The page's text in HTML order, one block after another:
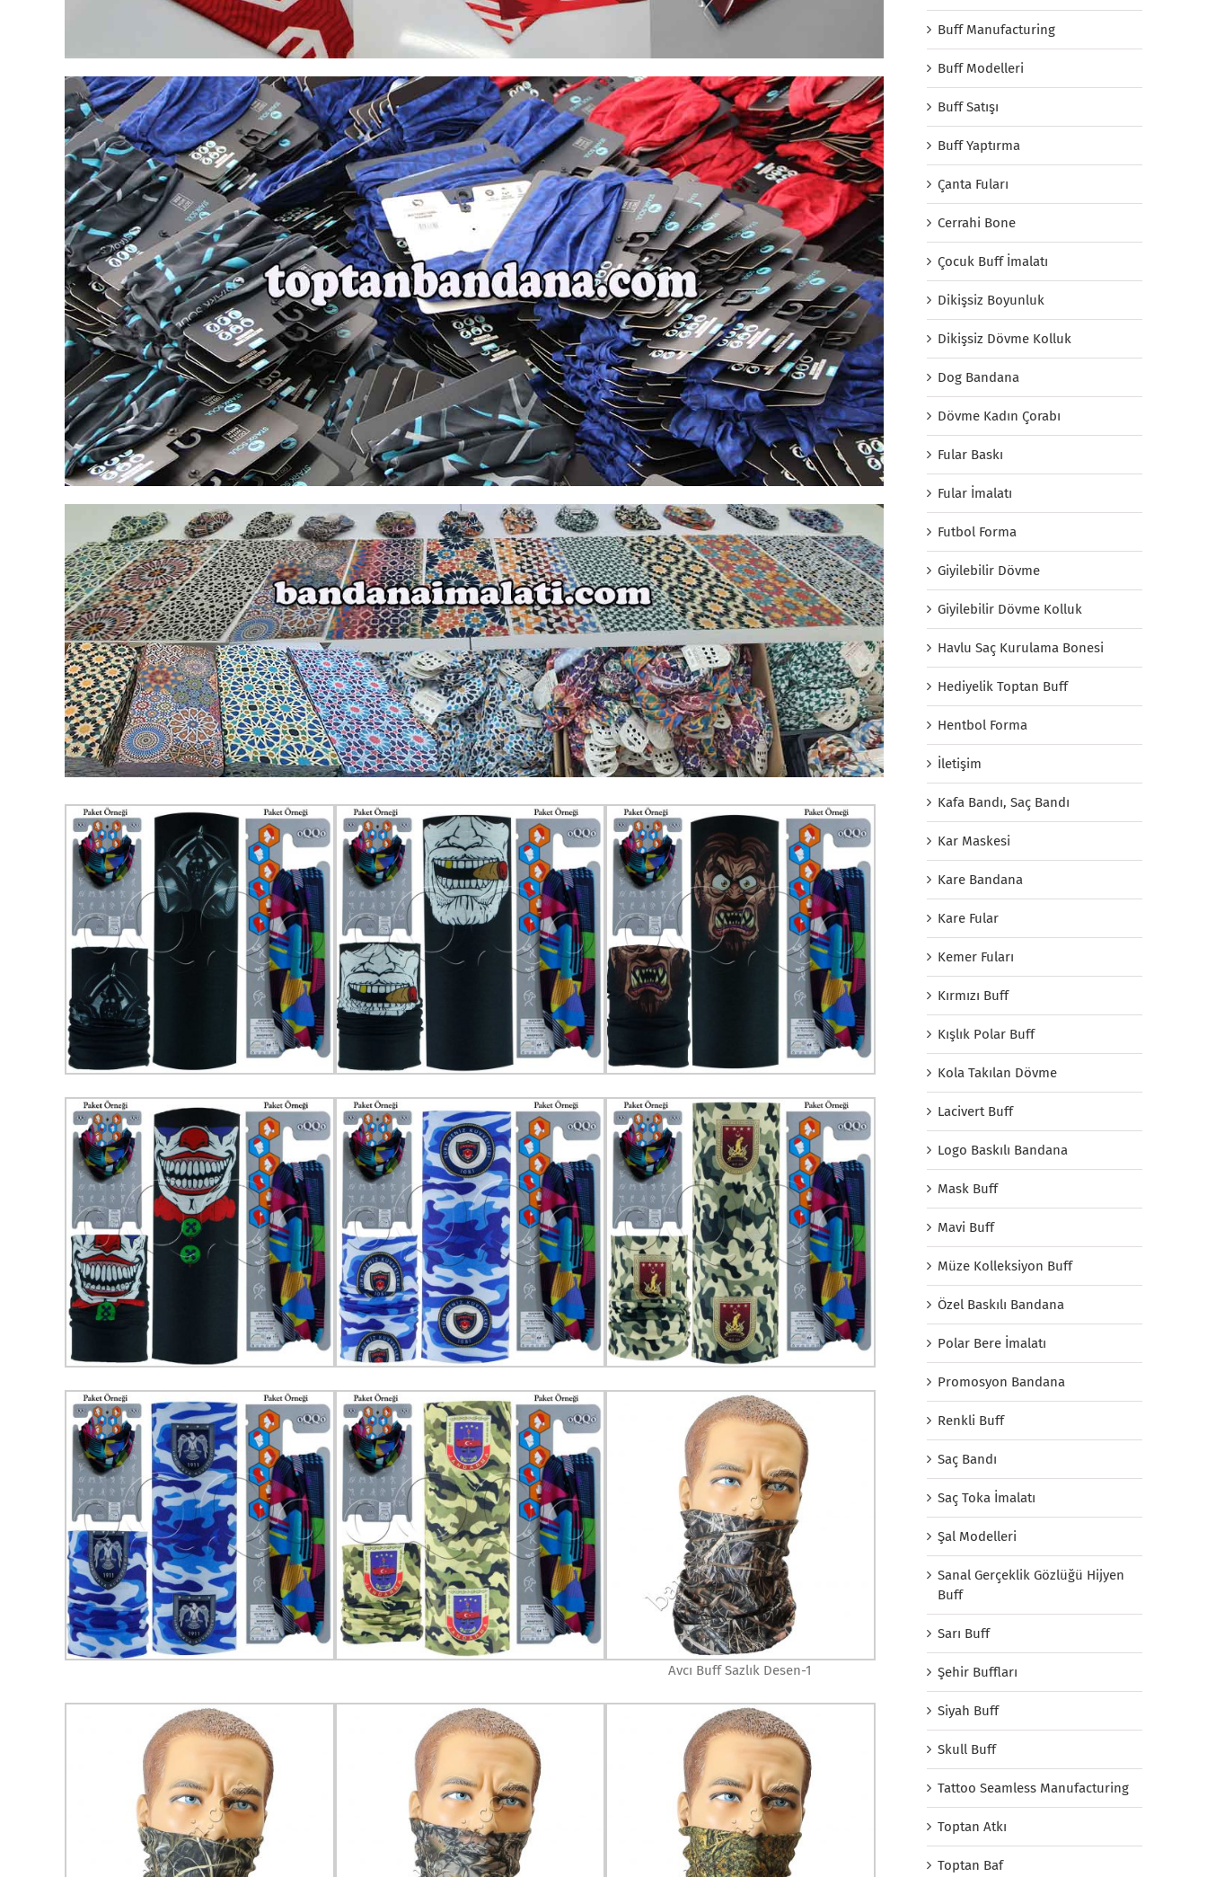
Avcı Buff Sazlık Desen-1
Buff Manufacturing
Buff Modelleri
Buff Satışı
Buff Yaptırma
Çanta Fuları
Cerrahi Bone
Çocuk Buff İmalatı
Dikişsiz Boyunluk
Dikişsiz Dövme Kolluk
Dog Bandana
Dövme Kadın Çorabı
Fular Baskı
Fular İmalatı
Futbol Forma
Giyilebilir Dövme
Giyilebilir Dövme Kolluk
Havlu Saç Kurulama Bonesi
Hediyelik Toptan Buff
Hentbol Forma
İletişim
Kafa Bandı, Saç Bandı
Kar Maskesi
Kare Bandana
Kare Fular
Kemer Fuları
Kırmızı Buff
Kışlık Polar Buff
Kola Takılan Dövme
Lacivert Buff
Logo Baskılı Bandana
Mask Buff
Mavi Buff
Müze Kolleksiyon Buff
Özel Baskılı Bandana
Polar Bere İmalatı
Promosyon Bandana
Renkli Buff
Saç Bandı
Saç Toka İmalatı
Şal Modelleri
Sanal Gerçeklik Gözlüğü Hijyen
Buff
Sarı Buff
Şehir Buffları
Siyah Buff
Skull Buff
Tattoo Seamless Manufacturing
Toptan Atkı
Toptan Baf